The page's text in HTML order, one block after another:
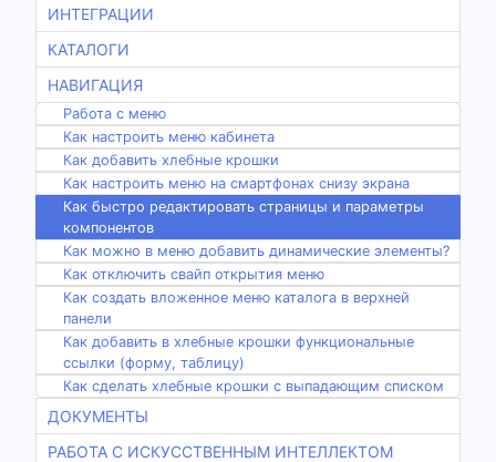
ИНТЕГРАЦИИ
КАТАЛОГИ
НАВИГАЦИЯ
Работа с меню
Как настроить меню кабинета
Как добавить хлебные крошки
Как настроить меню на смартфонах снизу экрана
Как быстро редактировать страницы и параметры
компонентов
Как можно в меню добавить динамические элементы?
Как отключить свайп открытия меню
Как создать вложенное меню каталога в верхней
панели
Как добавить в хлебные крошки функциональные
ссылки (форму, таблицу)
Как сделать хлебные крошки с выпадающим списком
ДОКУМЕНТЫ
РАБОТА С ИСКУССТВЕННЫМ ИНТЕЛЛЕКТОМ